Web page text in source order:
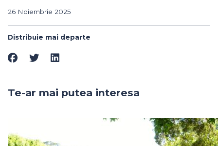
26 Noiembrie 2025
Distribuie mai departe
Te-ar mai putea interesa